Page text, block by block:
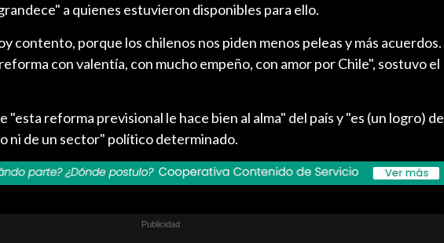
a quienes estuvieron disponibles para ello.
contento, porque los chilenos nos piden menos peleas y más acuerdos.
con valentía, con mucho empeño, con amor por Chile", sostuvo el
"esta reforma previsional le hace bien al alma" del país y "es (un logro) de
ni de un sector" político determinado.